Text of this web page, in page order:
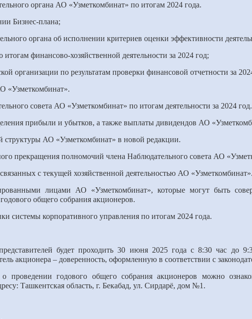
органа АО «Узметкомбинат» по итогам 2024 года.
Бизнес-плана;
органа об исполнении критериев оценки эффективности
итогам финансово-хозяйственной деятельности за 2024 год;
организации по результатам проверки финансовой отчетности за
«Узметкомбинат».
совета АО «Узметкомбинат» по итогам деятельности за 2024 год.
прибыли и убытков, а также выплаты дивидендов АО
структуры АО «Узметкомбинат» в новой редакции.
прекращения полномочий члена Наблюдательного совета АО
с текущей хозяйственной деятельностью АО «Узметкомбинат».
лицами АО «Узметкомбинат», которые могут быть
общего собрания акционеров.
системы корпоративного управления по итогам 2024 года.
будет проходить 30 июня 2025 года с 8:30 час до
акционера – доверенность, оформленную в соответствии с
проведении годового общего собрания акционеров можно
Ташкентская область, г. Бекабад, ул. Сирдарё, дом №1.